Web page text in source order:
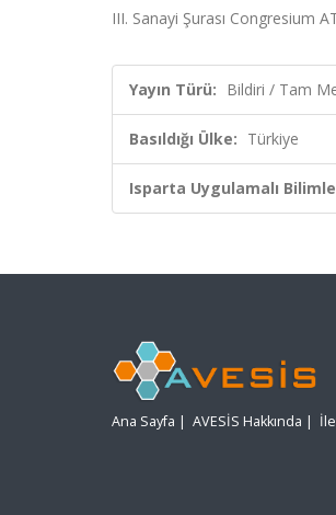
III. Sanayi Şurası Congresium
Yayın Türü: Bildiri / Tam
Basıldığı Ülke: Türkiye
Isparta Uygulamalı
Ana Sayfa | AVESİS Hakkında |